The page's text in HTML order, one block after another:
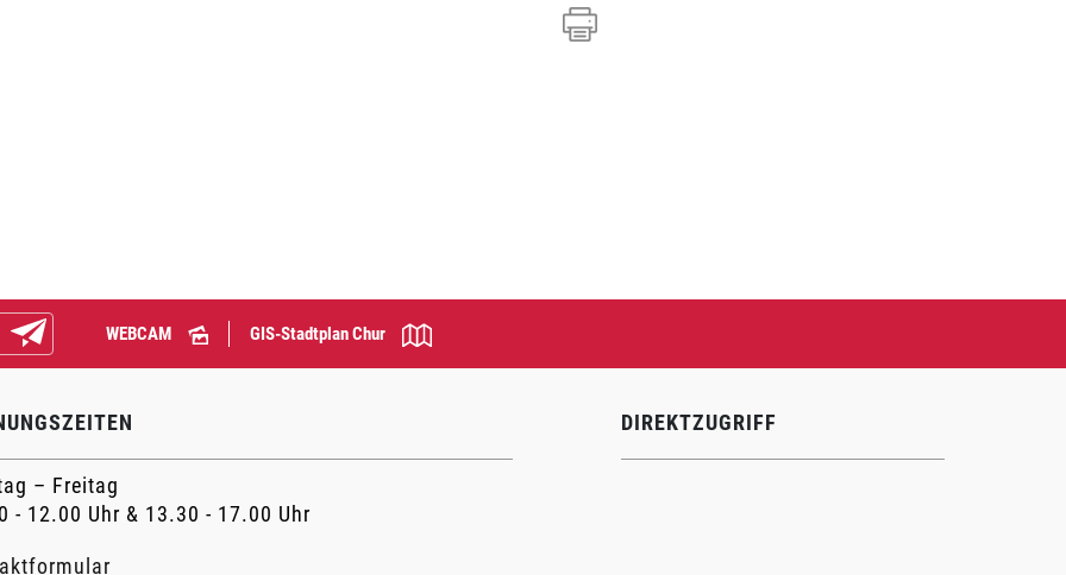
Abonnieren WEBCAM GIS-Stadtplan Chur
– Freitag
- 12.00 Uhr & 13.30 - 17.00 Uhr
DIREKTZUGRIFF